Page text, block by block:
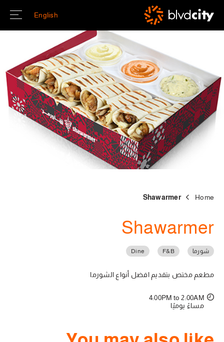
English
Home
Shawarmer
Shawarmer
شورما F&B
Dine
مطعم مختص بتقديم افضل أنواع الشورما
4:00PM to 2:00AM
مساءً يوميًا